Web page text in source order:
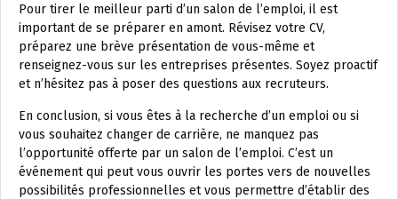
Pour tirer le meilleur parti d’un salon de l’emploi, il est
important de se préparer en amont. Révisez votre CV,
préparez une brève présentation de vous-même et
renseignez-vous sur les entreprises présentes. Soyez proactif
et n’hésitez pas à poser des questions aux recruteurs.
En conclusion, si vous êtes à la recherche d’un emploi ou si
vous souhaitez changer de carrière, ne manquez pas
l’opportunité offerte par un salon de l’emploi. C’est un
événement qui peut vous ouvrir les portes vers de nouvelles
possibilités professionnelles et vous permettre d’établir des